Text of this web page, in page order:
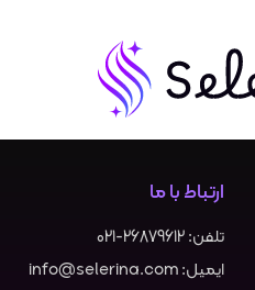
ارتباط با ما
تلفن:021-26879612
ایمیل:info@selerina.com